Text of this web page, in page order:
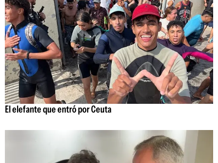
El elefante que entró por Ceuta